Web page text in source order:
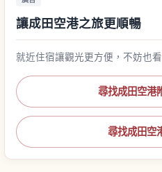
讓成田空港之旅更順暢
就近住宿讓觀光更方便，不妨也
尋找成田空港
尋找成田空